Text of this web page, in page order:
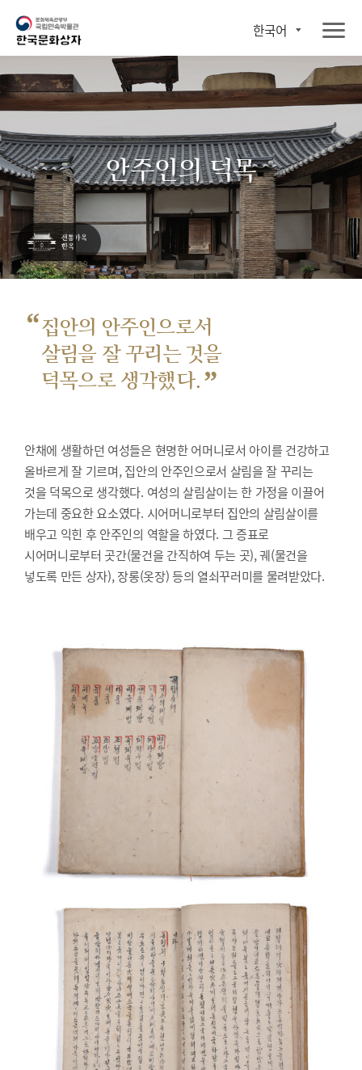
한국어
안주인의 덕목
“집안의 안주인으로서
살림을 잘 꾸리는 것을
덕목으로 생각했다. ”
안채에 생활하던 여성들은 현명한 어머니로서 아이를 건강하고
올바르게 잘 기르며, 집안의 안주인으로서 살림을 잘 꾸리는
것을 덕목으로 생각했다. 여성의 살림살이는 한 가정을 이끌어
가는데 중요한 요소였다. 시어머니로부터 집안의 살림살이를
배우고 익힌 후 안주인의 역할을 하였다. 그 증표로
시어머니로부터 곳간(물건을 간직하여 두는 곳), 궤(물건을
넣도록 만든 상자), 장롱(옷장) 등의 열쇠꾸러미를 물려받았다.